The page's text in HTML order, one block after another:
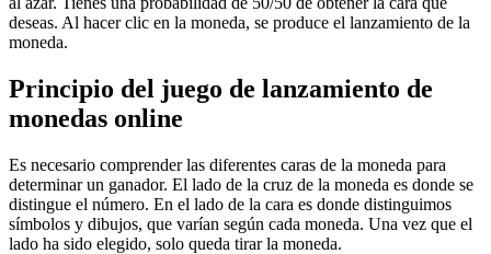
deseas. Al hacer clic en la moneda, se produce el lanzamiento de la
moneda.
Principio del juego de lanzamiento de
monedas online
Es necesario comprender las diferentes caras de la moneda para
determinar un ganador. El lado de la cruz de la moneda es donde se
distingue el número. En el lado de la cara es donde distinguimos
símbolos y dibujos, que varían según cada moneda. Una vez que el
lado ha sido elegido, solo queda tirar la moneda.